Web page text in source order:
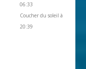
06:33
Coucher du soleil à
20:39